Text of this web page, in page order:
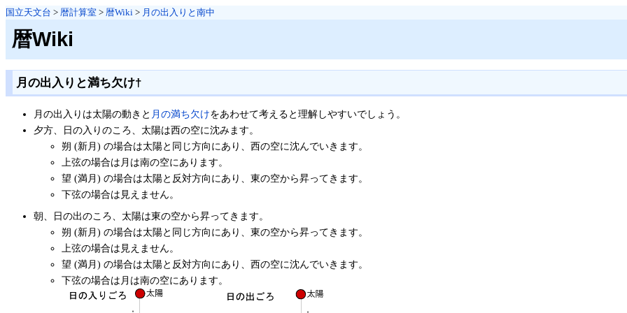
国立天文台 > 暦計算室 > 暦Wiki > 月の出入りと南中
暦Wiki
月の出入りと満ち欠け†
月の出入りは太陽の動きと 月の満ち欠けをあわせて考えると理解しやすいでしょう。
夕方、日の入りのころ、太陽は西の空に沈みます。
朔 (新月) の場合は太陽と同じ方向にあり、西の空に沈んでいきます。
上弦の場合は月は南の空にあります。
望 (満月) の場合は太陽と反対方向にあり、東の空から昇ってきます。
下弦の場合は見えません。
朝、日の出のころ、太陽は東の空から昇ってきます。
朔 (新月) の場合は太陽と同じ方向にあり、東の空から昇ってきます。
上弦の場合は見えません。
望 (満月) の場合は太陽と反対方向にあり、西の空に沈んでいきます。
下弦の場合は月は南の空にあります。